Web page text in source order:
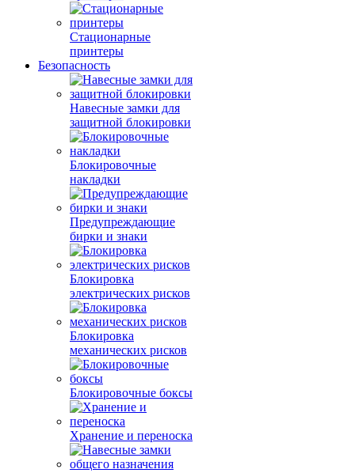
Стационарные
принтеры
Безопасность
Навесные замки для
защитной блокировки
Блокировочные
накладки
Предупреждающие
бирки и знаки
Блокировка
электрических рисков
Блокировка
механических рисков
Блокировочные боксы
Хранение и переноска